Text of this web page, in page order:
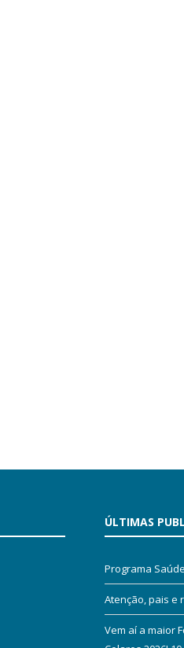
ÚLTIMAS
Programa
Atenção, pais e
Vem aí a maior